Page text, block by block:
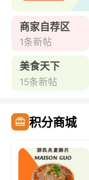
商家自荐区
1条新帖
美食天下
15条新帖
积分商城